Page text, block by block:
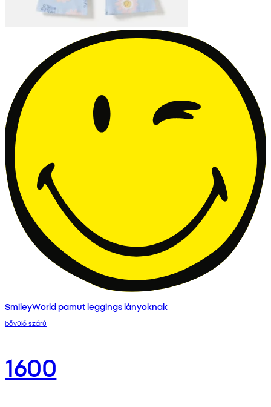
SmileyWorld pamut leggings lányoknak
bővülő szárú
1600